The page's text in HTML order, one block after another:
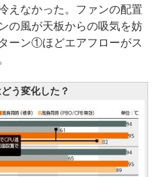
なかった。ファンの配置
の風が天板からの吸気を妨
ーン①ほどエアフローがス
う変化した？